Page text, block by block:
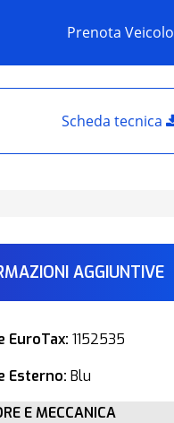
Prenota Veicolo
Scheda tecnica
AGGIUNTIVE
EuroTax: 1152535
Esterno: Blu
E MECCANICA